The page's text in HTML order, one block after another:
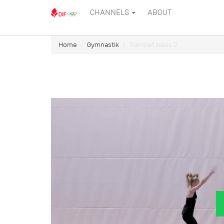
CHANNELS ABOUT
Home Gymnastik Trampet basis 2